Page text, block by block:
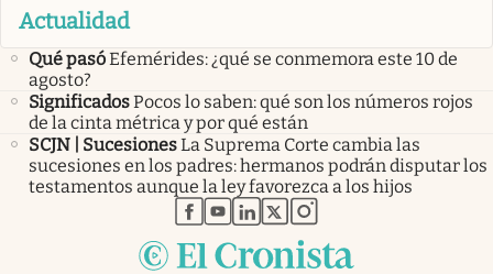
Actualidad
Qué pasóEfemérides: ¿qué se conmemora este 10 de
agosto?
SignificadosPocos lo saben: qué son los números rojos
de la cinta métrica y por qué están
SCJN | SucesionesLa Suprema Corte cambia las
sucesiones en los padres: hermanos podrán disputar los
testamentos aunque la ley favorezca a los hijos
abre en nueva pestaña
abre en nueva pestaña
abre en nueva pestaña
abre en nueva pestaña
abre en nueva pestaña